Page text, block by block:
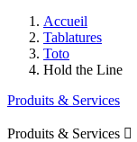
Accueil
Tablatures
Toto
Hold the Line
Produits & Services
Produits & Services 